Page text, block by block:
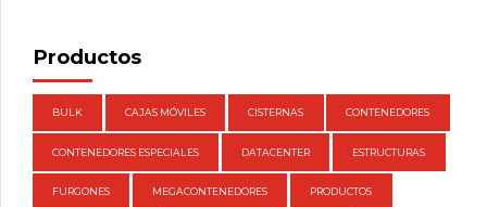
Productos
BULK CAJAS MÓVILES CISTERNAS CONTENEDORES
CONTENEDORES ESPECIALES DATACENTER ESTRUCTURAS
FURGONES MEGACONTENEDORES PRODUCTOS